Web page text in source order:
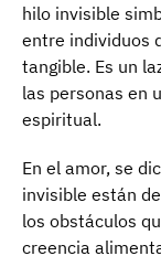
hilo invisible
entre individuos
tangible. Es un
las personas en
espiritual.
En el amor, se
invisible están
los obstáculos
creencia